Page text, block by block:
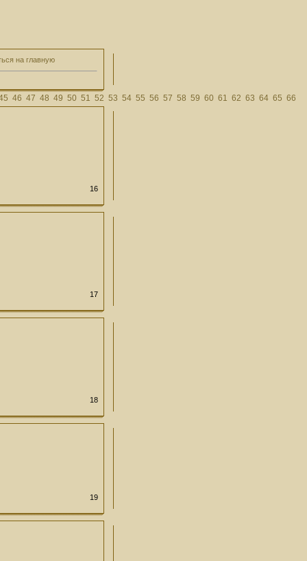
на главную
46 47 48 49 50 51 52 53 54 55 56 57 58 59 60 61 62 63 64 65 66
16
17
18
19